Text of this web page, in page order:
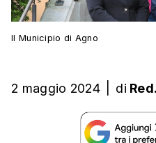
Il Municipio di Agno
2 maggio 2024 di